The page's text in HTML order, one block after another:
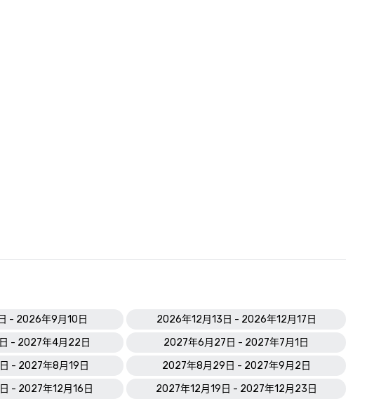
- 2026年9月10日
2026年12月13日 - 2026年12月17日
- 2027年4月22日
2027年6月27日 - 2027年7月1日
- 2027年8月19日
2027年8月29日 - 2027年9月2日
- 2027年12月16日
2027年12月19日 - 2027年12月23日